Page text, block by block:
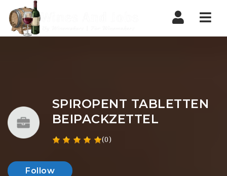
SPIROPENT TABLETTEN
BEIPACKZETTEL
(0)
Follow